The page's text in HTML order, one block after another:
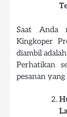
Saat Anda
Kingkoper
diambil
Perhatikan
pesanan